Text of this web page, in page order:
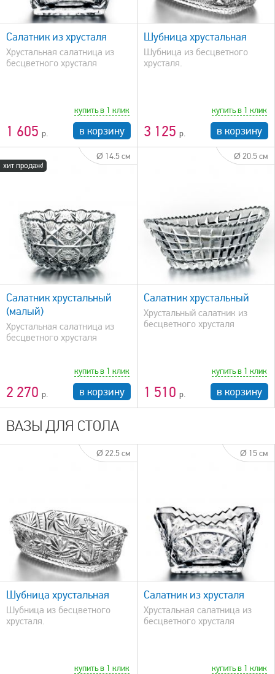
Салатник из хрусталя
Хрустальная салатница из
бесцветного хрусталя
1 605
купить в 1 клик
в корзину
быстрый просмотр
Шубница хрустальная
Шубница из бесцветного
хрусталя.
3 125
купить в 1 клик
в корзину
хит продаж!
Ø 14.5 см
Салатник хрустальный
(малый)
Хрустальная салатница из
бесцветного хрусталя
2 270
купить в 1 клик
в корзину
Ø 20.5 см
быстрый просмотр
Салатник хрустальный
Хрустальный салатник из
бесцветного хрусталя
1 510
купить в 1 клик
в корзину
ВАЗЫ ДЛЯ СТОЛА
Ø 22.5 см
Шубница хрустальная
Шубница из бесцветного
хрусталя.
купить в 1 клик
Ø 15 см
быстрый просмотр
Салатник из хрусталя
Хрустальная салатница из
бесцветного хрусталя
купить в 1 клик